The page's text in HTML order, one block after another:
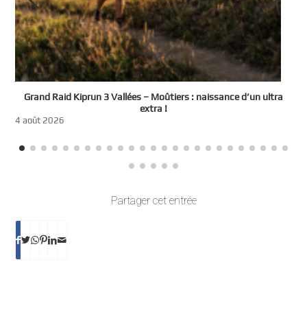
Grand Raid Kiprun 3 Vallées – Moûtiers : naissance d’un ultra
extra !
4 août 2026
Partager cet entrée